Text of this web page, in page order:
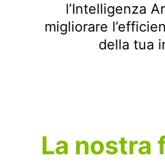
l’Intelligenza
migliorare
della tua
La nostra